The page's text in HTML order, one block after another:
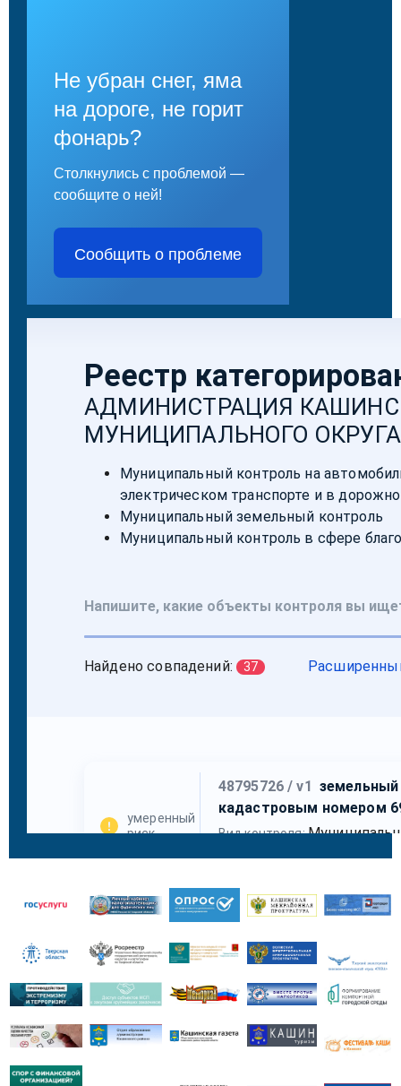
Не убран снег, яма
на дороге, не горит
фонарь?
Столкнулись с проблемой —
сообщите о ней!
Сообщить о проблеме